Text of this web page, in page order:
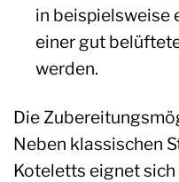
in beispielsweise
einer gut
werden.
Die
Neben klassischen
Koteletts eignet